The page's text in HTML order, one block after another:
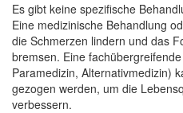
Es gibt keine spezifische
Eine medizinische Behandlung
die Schmerzen lindern und das
bremsen. Eine
Paramedizin, Alternativmedizin)
gezogen werden, um die
verbessern.